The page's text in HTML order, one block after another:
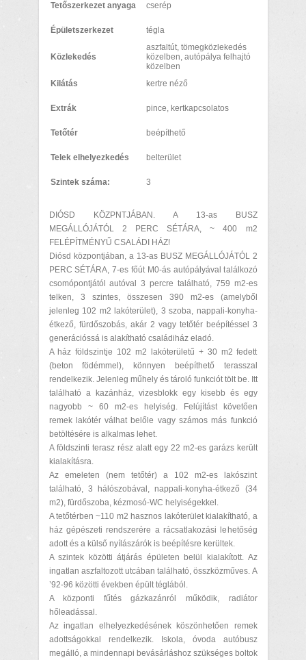
Tetőszerkezet anyaga cserép
Épületszerkezet tégla
Közlekedés
aszfaltút, tömegközlekedés
közelben, autópálya felhajtó
közelben
Kilátás
kertre néző
Extrák pince, kertkapcsolatos
Tetőtér beépíthető
Telek elhelyezkedés belterület
Szintek száma: 3
DIÓSD KÖZPNTJÁBAN. A 13-as BUSZ
MEGÁLLÓJÁTÓL 2 PERC SÉTÁRA, ~ 400 m2
FELÉPÍTMÉNYŰ CSALÁDI HÁZ!
Diósd központjában, a 13-as BUSZ MEGÁLLÓJÁTÓL 2
PERC SÉTÁRA, 7-es főút M0-ás autópályával találkozó
csomópontjától autóval 3 percre található, 759 m2-es
telken, 3 szintes, összesen 390 m2-es (amelyből
jelenleg 102 m2 lakóterület), 3 szoba, nappali-konyha-
étkező, fürdőszobás, akár 2 vagy tetőtér beépítéssel 3
generációssá is alakítható családiház eladó.
A ház földszintje 102 m2 lakóterületű + 30 m2 fedett
(beton födémmel), könnyen beépíthető terasszal
rendelkezik. Jelenleg műhely és tároló funkciót tölt be. Itt
található a kazánház, vizesblokk egy kisebb és egy
nagyobb ~ 60 m2-es helyiség. Felújítást követően
remek lakótér válhat belőle vagy számos más funkció
betöltésére is alkalmas lehet.
A földszinti terasz rész alatt egy 22 m2-es garázs került
kialakításra.
Az emeleten (nem tetőtér) a 102 m2-es lakószint
található, 3 hálószobával, nappali-konyha-étkező (34
m2), fürdőszoba, kézmosó-WC helyiségekkel.
A tetőtérben ~110 m2 hasznos lakóterület kialakítható, a
ház gépészeti rendszerére a rácsatlakozási lehetőség
adott és a külső nyílászárók is beépítésre kerültek.
A szintek közötti átjárás épületen belül kialakított. Az
ingatlan aszfaltozott utcában található, összközműves. A
’92-96 közötti években épült téglából.
A központi fűtés gázkazánról működik, radiátor
hőleadással.
Az ingatlan elhelyezkedésének köszönhetően remek
adottságokkal rendelkezik. Iskola, óvoda autóbusz
megálló, a mindennapi bevásárláshoz szükséges boltok